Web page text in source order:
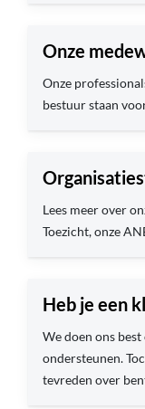
Onze
Onze
bestuur staan
Lees meer over
Toezicht, onze
Heb je een
We doen ons
ondersteunen.
tevreden over